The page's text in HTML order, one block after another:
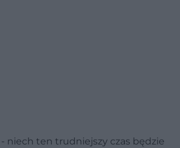
niech ten trudniejszy czas będzie